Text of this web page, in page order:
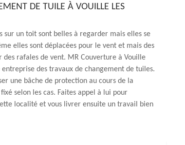
DE TUILE À VOUILLE LES
sur un toit sont belles à regarder mais elles se
elles sont déplacées pour le vent et mais des
des rafales de vent. MR Couverture à Vouille
entreprise des travaux de changement de tuiles.
une bâche de protection au cours de la
selon les cas. Faites appel à lui pour
localité et vous livrer ensuite un travail bien